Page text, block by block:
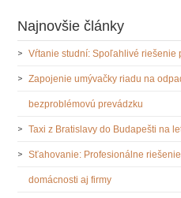
Najnovšie články
Vŕtanie studní: Spoľahlivé riešenie
Zapojenie umývačky riadu na
bezproblémovú prevádzku
Taxi z Bratislavy do Budapešti na
Sťahovanie: Profesionálne
domácnosti aj firmy